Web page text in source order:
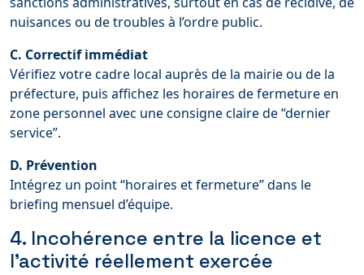
nuisances ou de troubles à l’ordre public.
C. Correctif immédiat
Vérifiez votre cadre local auprès de la mairie ou de la
préfecture, puis affichez les horaires de fermeture en
zone personnel avec une consigne claire de “dernier
service”.
D. Prévention
Intégrez un point “horaires et fermeture” dans le
briefing mensuel d’équipe.
4. Incohérence entre la licence et
l’activité réellement exercée